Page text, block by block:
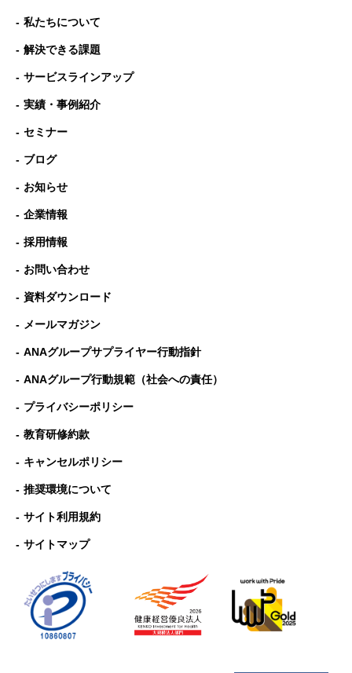
私たちについて
解決できる課題
サービスラインアップ
実績・事例紹介
セミナー
ブログ
お知らせ
企業情報
採用情報
お問い合わせ
資料ダウンロード
メールマガジン
ANAグループサプライヤー行動指針
ANAグループ⾏動規範（社会への責任）
プライバシーポリシー
教育研修約款
キャンセルポリシー
推奨環境について
サイト利用規約
サイトマップ